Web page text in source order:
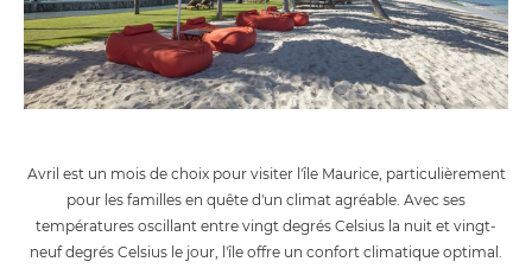
Avril est un mois de choix pour visiter l'île Maurice, particulièrement
pour les familles en quête d'un climat agréable. Avec ses
températures oscillant entre vingt degrés Celsius la nuit et vingt-
neuf degrés Celsius le jour, l'île offre un confort climatique optimal.